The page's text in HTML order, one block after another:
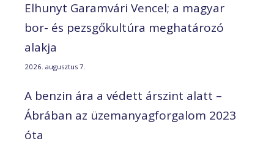
Elhunyt Garamvári Vencel; a magyar
bor- és pezsgőkultúra meghatározó
alakja
2026. augusztus 7.
A benzin ára a védett árszint alatt –
Ábrában az üzemanyagforgalom 2023
óta